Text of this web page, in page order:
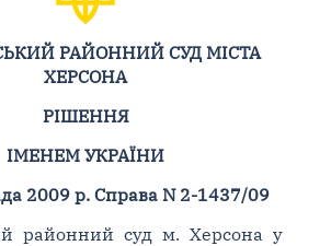
РАЙОННИЙ СУД МІСТА
ХЕРСОНА
РІШЕННЯ
ІМЕНЕМ УКРАЇНИ
2009 р. Справа N 2-1437/09
районний суд м. Херсона у